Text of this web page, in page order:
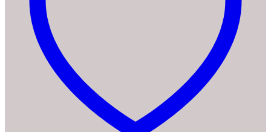
680
Permanentfilter,
wiederverwendbar,
Heizplatte,
Antihaft-
Beschichtung,
Tropfsystem,